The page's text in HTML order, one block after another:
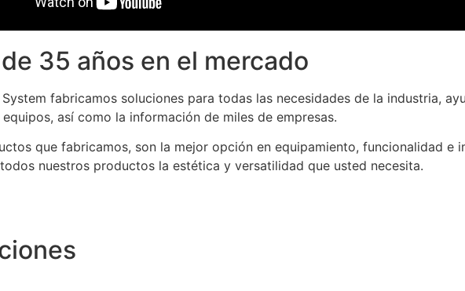
35 años en el mercado
fabricamos soluciones para todas las necesidades de la industria,
así como la información de miles de empresas.
que fabricamos, son la mejor opción en equipamiento, funcionalidad e
nuestros productos la estética y versatilidad que usted necesita.